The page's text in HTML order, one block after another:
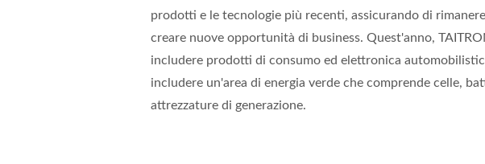
prodotti e le tecnologie più recenti, assicurando di
creare nuove opportunità di business. Quest'anno,
includere prodotti di consumo ed elettronica
includere un'area di energia verde che comprende celle,
attrezzature di generazione.